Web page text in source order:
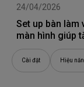
24/04/2026
Set up bàn làm
màn hình giúp
việc như thế
Cài đặt Hiệu